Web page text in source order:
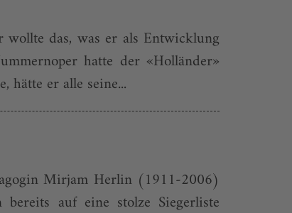
das, was er als Entwicklung
hatte der «Holländer»
hätte er alle seine...
Mirjam Herlin (1911-2006)
auf eine stolze Siegerliste